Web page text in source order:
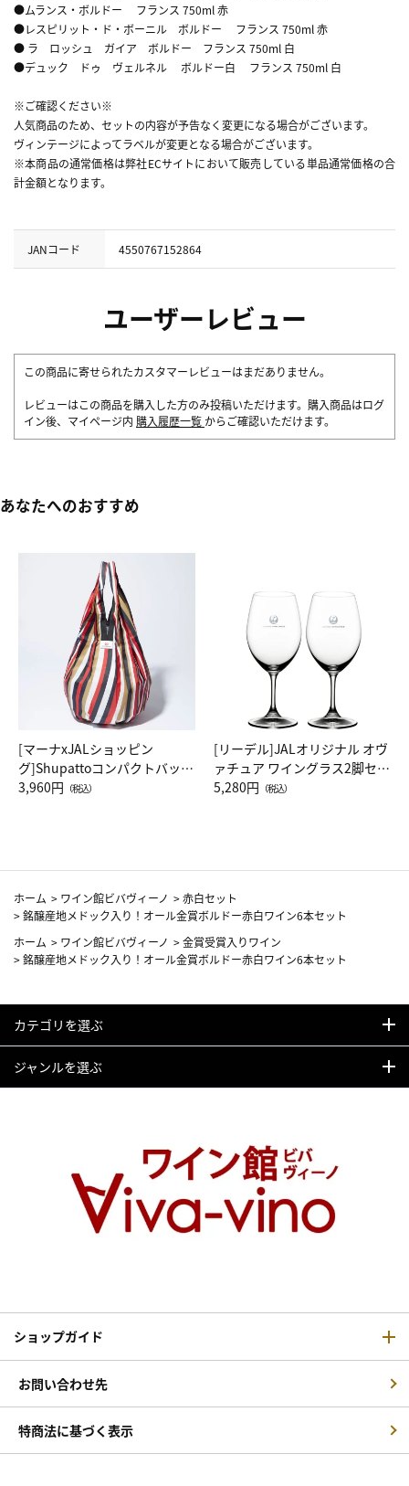
●ムランス・ボルドー フランス 750ml 赤
●レスピリット・ド・ボーニル ボルドー フランス 750ml 赤
● ラ ロッシュ ガイア ボルドー フランス 750ml 白
●デュック ドゥ ヴェルネル ボルドー白 フランス 750ml 白
※ご確認ください※
人気商品のため、セットの内容が予告なく変更になる場合がございます。
ヴィンテージによってラベルが変更となる場合がございます。
※本商品の通常価格は弊社ECサイトにおいて販売している単品通常価格の合
計金額となります。
JANコード 4550767152864
ユーザーレビュー
この商品に寄せられたカスタマーレビューはまだありません。
レビューはこの商品を購入した方のみ投稿いただけます。購入商品はログ
イン後、マイページ内 購入履歴一覧 からご確認いただけます。
あなたへのおすすめ
[マーナxJALショッピン
グ]Shupattoコンパクトバッグ
Drop JAL客室乗務員（LC）ス
3,960円 （税込）
[リーデル]JALオリジナル オヴ
ァチュア ワイングラス2脚セッ
ト（レッドワイン）
5,280円 （税込）
ホーム > ワイン館ビバヴィーノ >赤白セット
>銘醸産地メドック入り！オール金賞ボルドー赤白ワイン6本セット
ホーム > ワイン館ビバヴィーノ >金賞受賞入りワイン
>銘醸産地メドック入り！オール金賞ボルドー赤白ワイン6本セット
カテゴリを選ぶ
ジャンルを選ぶ
ショップガイド
お問い合わせ先
特商法に基づく表示